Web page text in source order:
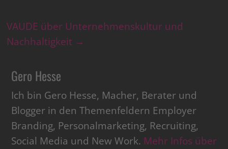
VAUDE über Unternehmenskultur und
Nachhaltigkeit →
Gero Hesse
Ich bin Gero Hesse, Macher, Berater und
Blogger in den Themenfeldern Employer
Branding, Personalmarketing, Recruiting,
Social Media und New Work. Mehr Infos über